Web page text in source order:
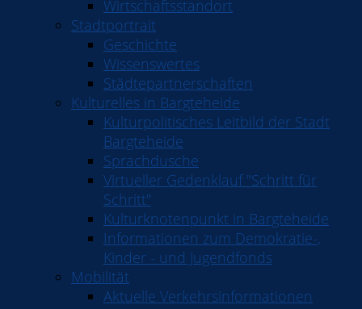
Wirtschaftsstandort
Stadtportrait
Geschichte
Wissenswertes
Städtepartnerschaften
Kulturelles in Bargteheide
Kulturpolitisches Leitbild der Stadt
Bargteheide
Sprachdusche
Virtueller Gedenklauf "Schritt für
Schritt"
Kulturknotenpunkt in Bargteheide
Informationen zum Demokratie-,
Kinder - und Jugendfonds
Mobilität
Aktuelle Verkehrsinformationen